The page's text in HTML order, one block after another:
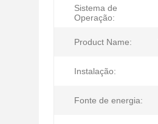
Sistema de
Operação:
Product Name:
Instalação:
Fonte de energia: